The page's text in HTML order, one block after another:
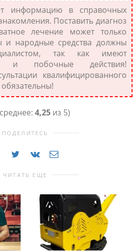
информацию в справочных
Поставить диагноз
лечение может только
и народные средства должны
так как имеют
и побочные действия!
квалифицированного
4,25 из 5)
ПОДЕЛИТЕСЬ
ЧИТАТЬ ЕЩЕ